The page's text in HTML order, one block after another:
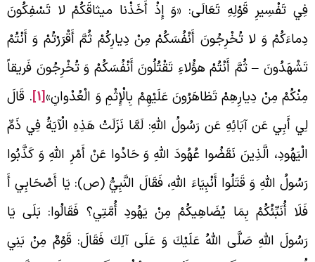
تَفْسِيرِ قَوْلِهِ تَعَالَى: «وَ إِذْ أَخَذْنا ميثاقَكُمْ لا تَسْفِكُونَ
وَ لا تُخْرِجُونَ أَنْفُسَكُمْ مِنْ دِيارِكُمْ ثُمَّ أَقْرَرْتُمْ وَ أَنْتُمْ
– ثُمَّ أَنْتُمْ هؤُلاءِ تَقْتُلُونَ أَنْفُسَكُمْ وَ تُخْرِجُونَ فَريقاً
مِنْ دِيارِهِمْ تَظاهَرُونَ عَلَيْهِمْ بِالْإِثْمِ وَ الْعُدْوانِ»[1] . قَالَ
أَبِي عَن آبَائِهِ عَن رَسُولُ اللَّهِ: لَمَّا نَزَلَتْ هَذِهِ الْآيَةُ فِي ذَمِّ
الَّذِينَ نَقَضُوا عُهُودَ اللَّهِ وَ حَادُوا عَنْ أَمْرِ اللَّهِ وَ كَذَّبُوا
اللَّهِ وَ قَتَلُوا أَنْبِيَاءَ اللَّهِ، فَقَالَ النَّبِيُّ (ص): يَا أَصْحَابِي أَ
أُنَبِّئُكُمْ بِمَا يُضَاهِيكُمْ مِنْ يَهُودِ أُمَّتِي؟ فَقَالُوا: بَلَى يَا
اللَّهِ صَلَّى اللَّهُ عَلَيْكَ وَ عَلَى آلِكَ فَقَالَ: قَوْمٌ مِنْ بَنِي